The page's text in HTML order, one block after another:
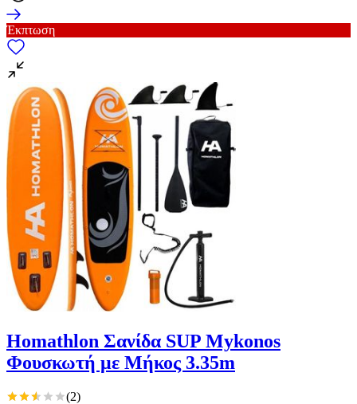
Έκπτωση
Homathlon Σανίδα SUP Mykonos
Φουσκωτή με Μήκος 3.35m
(2)